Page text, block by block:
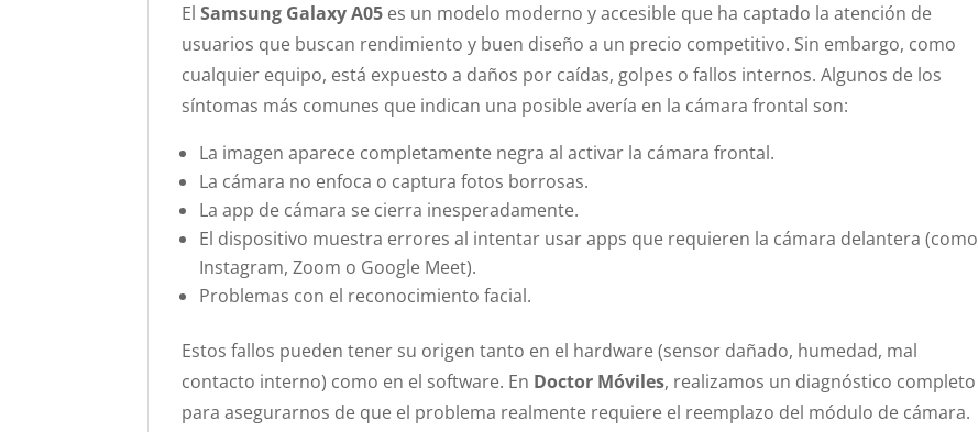
ElSamsung Galaxy A05 es un modelo moderno y accesible que ha captado la atención de
usuarios que buscan rendimiento y buen diseño a un precio competitivo. Sin embargo, como
cualquier equipo, está expuesto a daños por caídas, golpes o fallos internos. Algunos de los
síntomas más comunes que indican una posible avería en la cámara frontal son:
La imagen aparece completamente negra al activar la cámara frontal.
La cámara no enfoca o captura fotos borrosas.
La app de cámara se cierra inesperadamente.
El dispositivo muestra errores al intentar usar apps que requieren la cámara delantera (como
Instagram, Zoom o Google Meet).
Problemas con el reconocimiento facial.
Estos fallos pueden tener su origen tanto en el hardware (sensor dañado, humedad, mal
contacto interno) como en el software. En Doctor Móviles, realizamos un diagnóstico completo
para asegurarnos de que el problema realmente requiere el reemplazo del módulo de cámara.